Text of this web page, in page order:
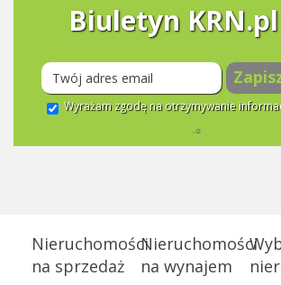
Biuletyn KRN.pl
Wyrażam zgodę na otrzymywanie
Nieruchomości
na sprzedaż
Nieruchomości
na wynajem